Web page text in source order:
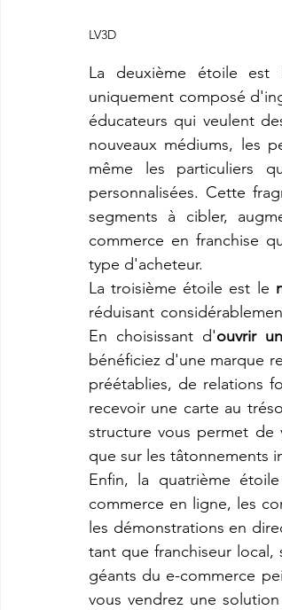
LV3D
La deuxième étoile est
uniquement composé
éducateurs qui veulent
nouveaux médiums, les
même les particuliers
personnalisées. Cette
segments à cibler,
commerce en franchise
type d'acheteur.
La troisième étoile est le
réduisant
En choisissant d'ouvrir
bénéficiez d'une marque
préétablies, de relations
recevoir une carte au
structure vous permet de
que sur les tâtonnements
Enfin, la quatrième
commerce en ligne, les
les démonstrations en
tant que franchiseur
géants du e-commerce
vous vendrez une